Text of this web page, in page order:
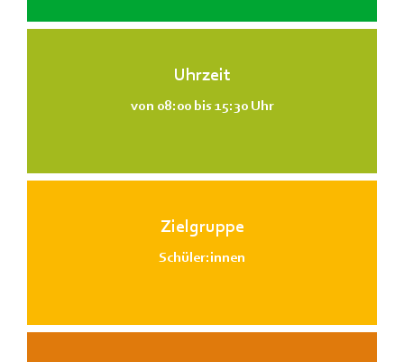
Uhrzeit
von 08:00 bis 15:30 Uhr
Zielgruppe
Schüler:innen